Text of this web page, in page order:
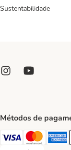
Sustentabilidade
Métodos de
Visa Payment Method
Mastercard